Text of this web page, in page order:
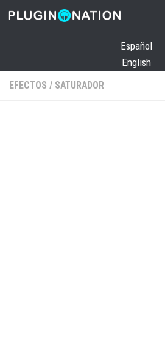
Saltar al contenido
Español
English
EFECTOS / SATURADOR